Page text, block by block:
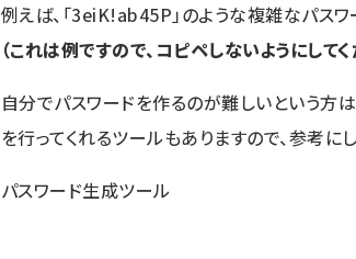
例えば、「3eiK!ab45P」のような複雑なパス
（これは例ですので、コピペしないようにしてく
自分でパスワードを作るのが難しいという方
を行ってくれるツールもありますので、参考に
パスワード生成ツール